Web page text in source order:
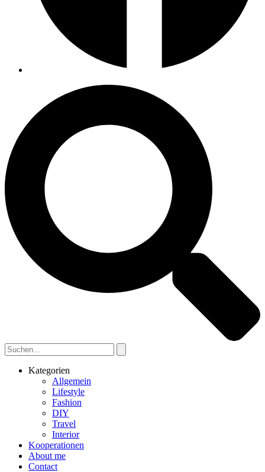
Kategorien
Allgemein
Lifestyle
Fashion
DIY
Travel
Interior
Kooperationen
About me
Contact